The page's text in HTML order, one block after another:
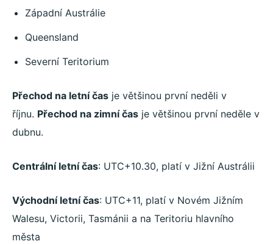
Západní Austrálie
Queensland
Severní Teritorium
Přechod na letní čas je většinou první neděli v
říjnu. Přechod na zimní čas je většinou první neděle v
dubnu.
Centrální letní čas: UTC+10.30, platí v Jižní Austrálii
Východní letní čas: UTC+11, platí v Novém Jižním
Walesu, Victorii, Tasmánii a na Teritoriu hlavního
města